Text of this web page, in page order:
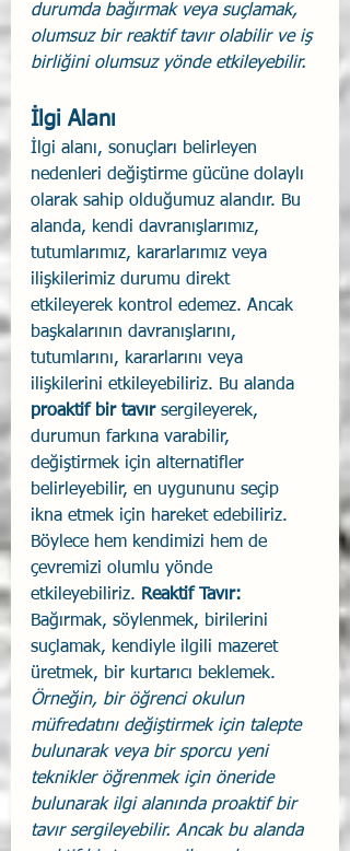
durumda bağırmak veya suçlamak,
olumsuz bir reaktif tavır olabilir ve iş
birliğini olumsuz yönde etkileyebilir.
İlgi Alanı
İlgi alanı, sonuçları belirleyen
nedenleri değiştirme gücüne dolaylı
olarak sahip olduğumuz alandır. Bu
alanda, kendi davranışlarımız,
tutumlarımız, kararlarımız veya
ilişkilerimiz durumu direkt
etkileyerek kontrol edemez. Ancak
başkalarının davranışlarını,
tutumlarını, kararlarını veya
ilişkilerini etkileyebiliriz. Bu alanda
proaktif bir tavır sergileyerek,
durumun farkına varabilir,
değiştirmek için alternatifler
belirleyebilir, en uygununu seçip
ikna etmek için hareket edebiliriz.
Böylece hem kendimizi hem de
çevremizi olumlu yönde
etkileyebiliriz. Reaktif Tavır:
Bağırmak, söylenmek, birilerini
suçlamak, kendiyle ilgili mazeret
üretmek, bir kurtarıcı beklemek.
Örneğin, bir öğrenci okulun
müfredatını değiştirmek için talepte
bulunarak veya bir sporcu yeni
teknikler öğrenmek için öneride
bulunarak ilgi alanında proaktif bir
tavır sergileyebilir. Ancak bu alanda